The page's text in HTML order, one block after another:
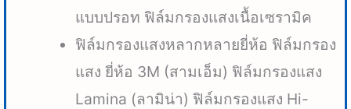
แบบปรอท ฟิล์มกรองแสงเนื้อเซรามิค
ฟิล์มกรองแสงหลากหลายยี่ห้อ ฟิล์มกรอง
แสง ยี่ห้อ 3M (สามเอ็ม) ฟิล์มกรองแสง
Lamina (ลามิน่า) ฟิล์มกรองแสง Hi-